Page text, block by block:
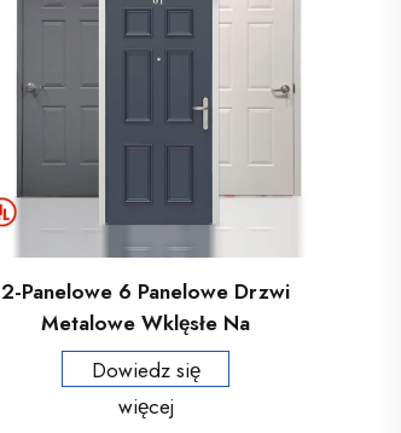
2-Panelowe 6 Panelowe Drzwi
Metalowe Wklęsłe Na
Zamówienie, Stalowe Drzwi
Ognioodporne
Dowiedz się
więcej